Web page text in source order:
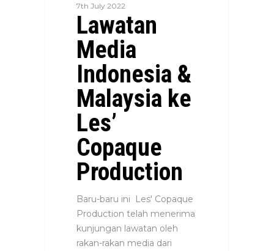
7th July 2022
Lawatan
Media
Indonesia &
Malaysia ke
Les’
Copaque
Production
Baru-baru ini Les' Copaque
Production telah menerima
kunjungan lawatan oleh
rakan-rakan media dari